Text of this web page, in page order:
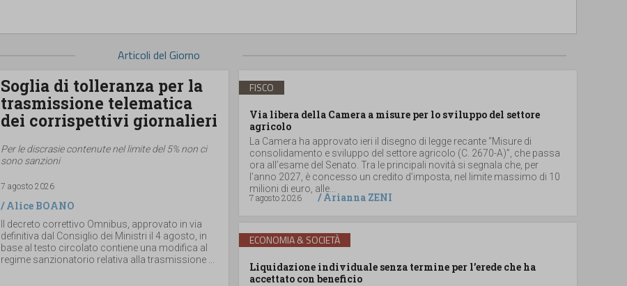
Articoli del Giorno
Soglia di tolleranza per la
trasmissione telematica
dei corrispettivi giornalieri
Per le discrasie contenute nel limite del 5% non ci
sono sanzioni
7 agosto 2026
/Alice BOANO
Il decreto correttivo Omnibus, approvato in via
definitiva dal Consiglio dei Ministri il 4 agosto, in
base al testo circolato contiene una modifica al
regime sanzionatorio relativa alla trasmissione ...
FISCO
Via libera della Camera a misure per lo sviluppo del settore
agricolo
La Camera ha approvato ieri il disegno di legge recante “Misure di
consolidamento e sviluppo del settore agricolo (C. 2670-A)”, che passa
ora all’esame del Senato. Tra le principali novità si segnala che, per
l’anno 2027, è concesso un credito d’imposta, nel limite massimo di 10
milioni di euro, alle...
7 agosto 2026
/Arianna ZENI
ECONOMIA & SOCIETÀ
Liquidazione individuale senza termine per l’erede che ha
accettato con beneficio